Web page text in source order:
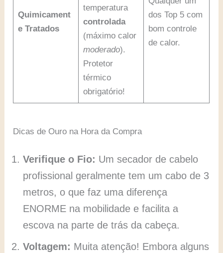
Quimicament
e Tratados
temperatura
controlada
(máximo calor
moderado).
Protetor
térmico
obrigatório!
dos Top 5 com
bom controle
de calor.
Dicas de Ouro na Hora da Compra
Verifique o Fio: Um secador de cabelo
profissional geralmente tem um cabo de 3
metros, o que faz uma diferença
ENORME na mobilidade e facilita a
escova na parte de trás da cabeça.
Voltagem: Muita atenção! Embora alguns